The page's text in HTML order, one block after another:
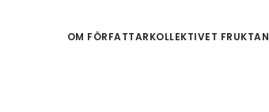
OM FÖRFATTARKOLLEKTIVET FRUKTAN